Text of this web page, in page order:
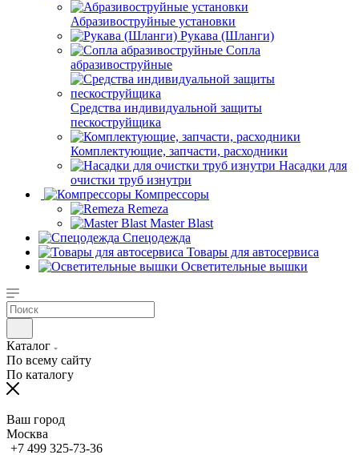
Абразивоструйные установки
Рукава (Шланги)
Сопла
абразивоструйные
Средства индивидуальной защиты
пескоструйщика
Комплектующие, запчасти, расходники
Насадки для
очистки труб изнутри
Компрессоры
Remeza
Master Blast
Спецодежда
Товары для автосервиса
Осветительные вышки
Каталог
По всему сайту
По каталогу
Ваш город
Москва
+7 499 325-73-36